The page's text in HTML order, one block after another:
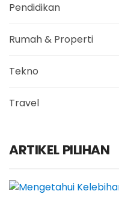
Pendidikan
Rumah & Properti
Tekno
Travel
ARTIKEL PILIHAN